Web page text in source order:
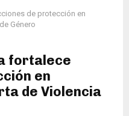
de protección en
Género
fortalece
en
de Violencia